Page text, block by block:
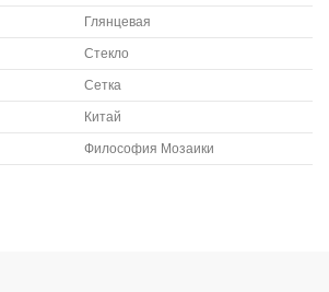
Глянцевая
Стекло
Сетка
Китай
Философия Мозаики
вход № 11, пав. 119Г (1 этаж), тел. 8-499-